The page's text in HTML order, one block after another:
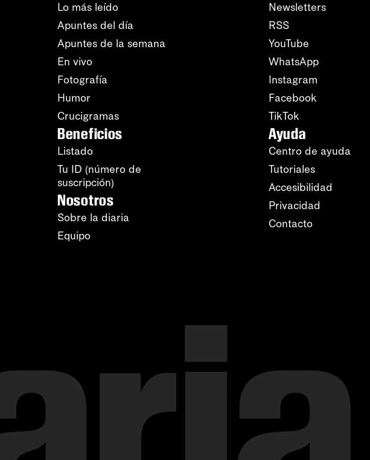
Lo más leído
Apuntes del día
Apuntes de la semana
En vivo
Fotografía
Humor
Crucigramas
Beneficios
Listado
Tu ID (número de
suscripción)
Nosotros
Sobre la diaria
Equipo
Newsletters
RSS
YouTube
WhatsApp
Instagram
Facebook
TikTok
Ayuda
Centro de ayuda
Tutoriales
Accesibilidad
Privacidad
Contacto